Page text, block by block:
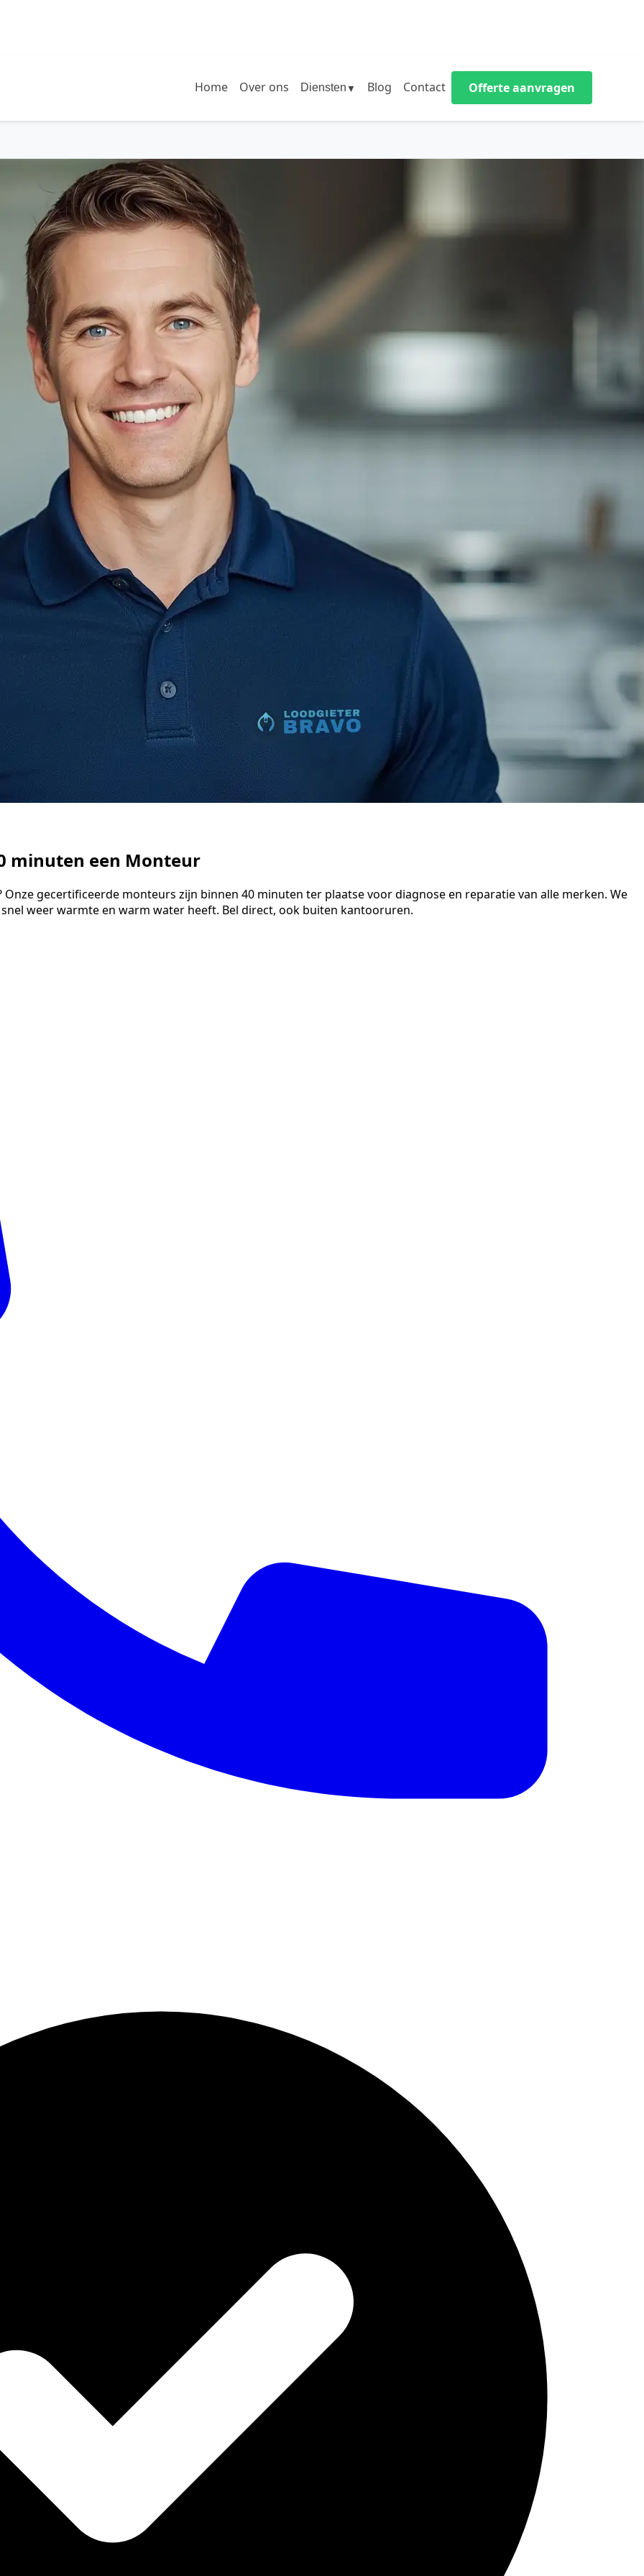
Home Over ons Diensten ▼ Blog Contact Offerte aanvragen
minuten een Monteur
gecertificeerde monteurs zijn binnen 40 minuten ter plaatse voor diagnose en reparatie van alle merken. We
weer warmte en warm water heeft. Bel direct, ook buiten kantooruren.